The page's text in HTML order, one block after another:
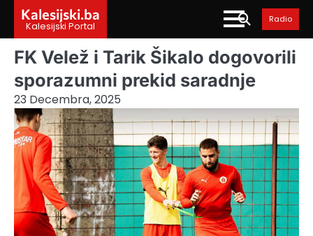
content
Kalesijski.ba
Kalesijski Portal
Radio
FK Velež i Tarik Šikalo dogovorili
sporazumni prekid saradnje
23 Decembra, 2025